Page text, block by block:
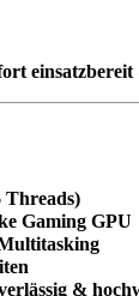
Threads)
Gaming GPU
&